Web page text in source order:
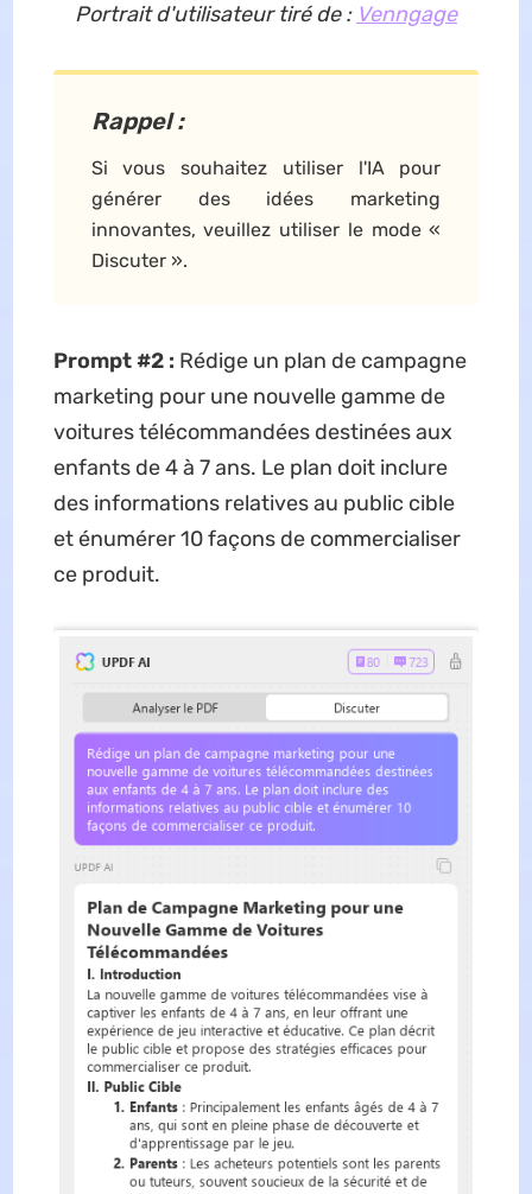
Portrait d'utilisateur tiré de : Venngage
Rappel :
Si vous souhaitez utiliser l'IA pour
générer des idées marketing
innovantes, veuillez utiliser le mode «
Discuter ».
Prompt #2 : Rédige un plan de campagne
marketing pour une nouvelle gamme de
voitures télécommandées destinées aux
enfants de 4 à 7 ans. Le plan doit inclure
des informations relatives au public cible
et énumérer 10 façons de commercialiser
ce produit.